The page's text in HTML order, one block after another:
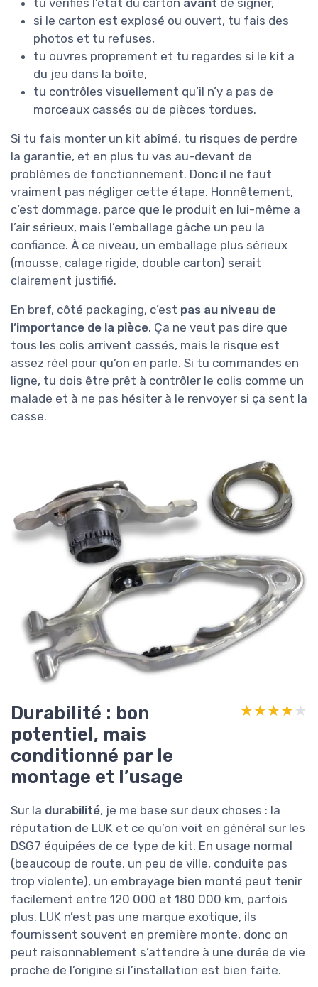
si le carton est explosé ou ouvert, tu fais des
photos et tu refuses,
tu ouvres proprement et tu regardes si le kit a
du jeu dans la boîte,
tu contrôles visuellement qu’il n’y a pas de
morceaux cassés ou de pièces tordues.
Si tu fais monter un kit abîmé, tu risques de perdre
la garantie, et en plus tu vas au-devant de
problèmes de fonctionnement. Donc il ne faut
vraiment pas négliger cette étape. Honnêtement,
c’est dommage, parce que le produit en lui-même a
l’air sérieux, mais l’emballage gâche un peu la
confiance. À ce niveau, un emballage plus sérieux
(mousse, calage rigide, double carton) serait
clairement justifié.
En bref, côté packaging, c’est pas au niveau de
l’importance de la pièce. Ça ne veut pas dire que
tous les colis arrivent cassés, mais le risque est
assez réel pour qu’on en parle. Si tu commandes en
ligne, tu dois être prêt à contrôler le colis comme un
malade et à ne pas hésiter à le renvoyer si ça sent la
casse.
Durabilité : bon
potentiel, mais
conditionné par le
montage et l’usage
★★★★★
★★★★★
Sur la durabilité, je me base sur deux choses : la
réputation de LUK et ce qu’on voit en général sur les
DSG7 équipées de ce type de kit. En usage normal
(beaucoup de route, un peu de ville, conduite pas
trop violente), un embrayage bien monté peut tenir
facilement entre 120 000 et 180 000 km, parfois
plus. LUK n’est pas une marque exotique, ils
fournissent souvent en première monte, donc on
peut raisonnablement s’attendre à une durée de vie
proche de l’origine si l’installation est bien faite.